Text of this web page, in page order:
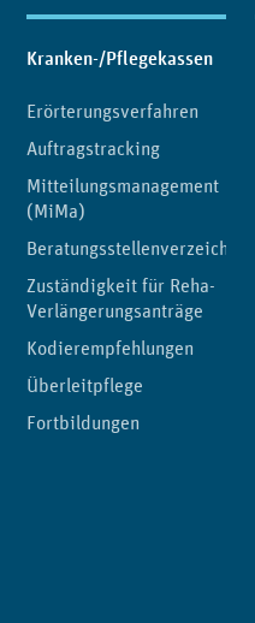
Kranken-/Pflegekassen
Erörterungsverfahren
Auftragstracking
Mitteilungsmanagement
(MiMa)
Beratungsstellenverzeichnis
Zuständigkeit für Reha-
Verlängerungsanträge
Kodierempfehlungen
Überleitpflege
Fortbildungen